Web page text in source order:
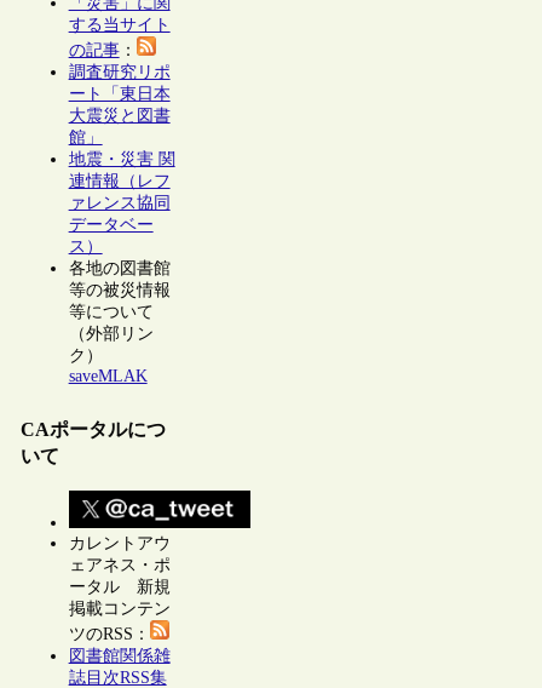
する当サイト
の記事：
調査研究リポ
ート「東日本
大震災と図書
館」
地震・災害 関
連情報（レフ
ァレンス協同
データベー
ス）
各地の図書館
等の被災情報
等について
（外部リン
ク）
saveMLAK
CAポータルにつ
いて
カレントアウ
ェアネス・ポ
ータル 新規
掲載コンテン
ツのRSS：
図書館関係雑
誌目次RSS集